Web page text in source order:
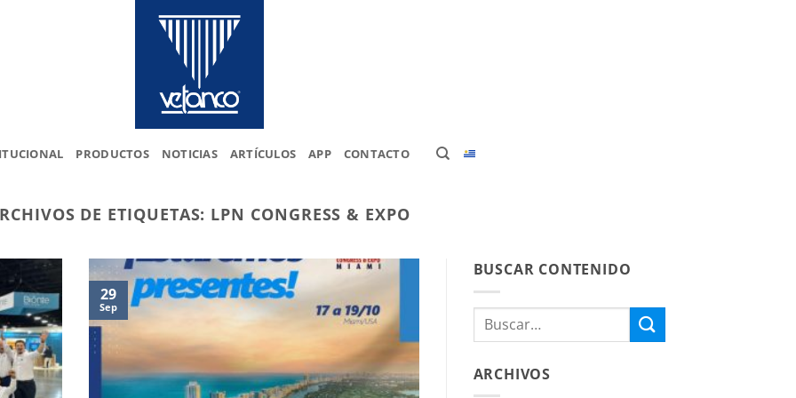
PRODUCTOS NOTICIAS ARTÍCULOS APP CONTACTO
DE ETIQUETAS: LPN CONGRESS & EXPO
29
Sep
BUSCAR CONTENIDO
ARCHIVOS